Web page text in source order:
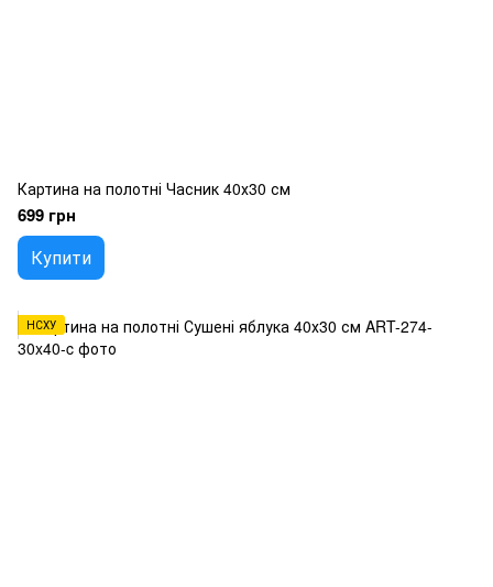
Картина на полотні Часник 40х30 см
699 грн
Купити
НСХУ